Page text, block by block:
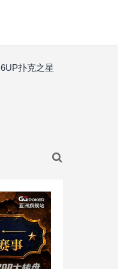
6UP扑克之星